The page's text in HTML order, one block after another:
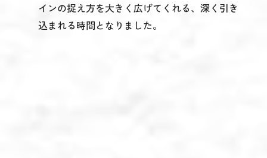
インの捉え方を大きく広げてくれる、深く引き
込まれる時間となりました。